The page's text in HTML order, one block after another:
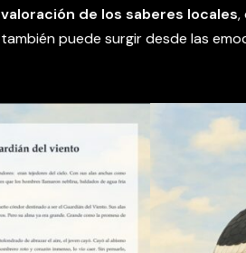
valoración de los saberes locales,
también puede surgir desde las